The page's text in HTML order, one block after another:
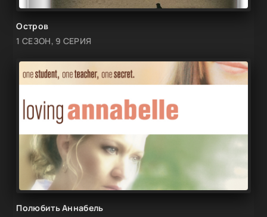
Остров
1 СЕЗОН, 9 СЕРИЯ
Полюбить Аннабель